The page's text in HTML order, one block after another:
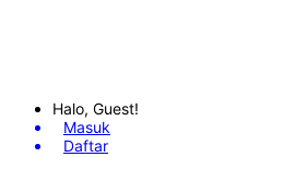
Halo, Guest!
Masuk
Daftar